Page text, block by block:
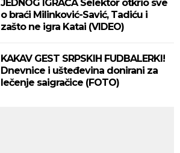
JEDNOG IGRAČA Selektor otkrio sve
o braći Milinković-Savić, Tadiću i
zašto ne igra Katai (VIDEO)
KAKAV GEST SRPSKIH FUDBALERKI!
Dnevnice i ušteđevina donirani za
lečenje saigračice (FOTO)